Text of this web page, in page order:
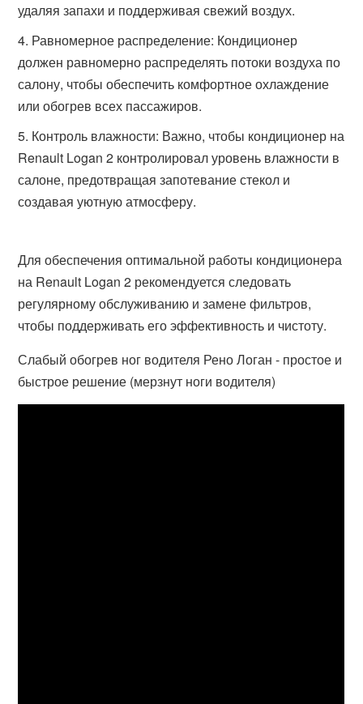
удаляя запахи и поддерживая свежий воздух.
Равномерное распределение: Кондиционер
должен равномерно распределять потоки воздуха по
салону, чтобы обеспечить комфортное охлаждение
или обогрев всех пассажиров.
Контроль влажности: Важно, чтобы кондиционер на
Renault Logan 2 контролировал уровень влажности в
салоне, предотвращая запотевание стекол и
создавая уютную атмосферу.
Для обеспечения оптимальной работы кондиционера
на Renault Logan 2 рекомендуется следовать
регулярному обслуживанию и замене фильтров,
чтобы поддерживать его эффективность и чистоту.
Слабый обогрев ног водителя Рено Логан - простое и
быстрое решение (мерзнут ноги водителя)